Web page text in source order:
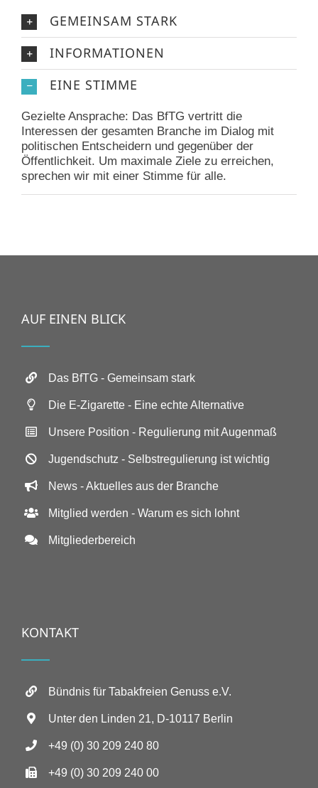
GEMEINSAM STARK
INFORMATIONEN
EINE STIMME
Gezielte Ansprache: Das BfTG vertritt die
Interessen der gesamten Branche im Dialog mit
politischen Entscheidern und gegenüber der
Öffentlichkeit. Um maximale Ziele zu erreichen,
sprechen wir mit einer Stimme für alle.
AUF EINEN BLICK
Das BfTG - Gemeinsam stark
Die E-Zigarette - Eine echte Alternative
Unsere Position - Regulierung mit Augenmaß
Jugendschutz - Selbstregulierung ist wichtig
News - Aktuelles aus der Branche
Mitglied werden - Warum es sich lohnt
Mitgliederbereich
KONTAKT
Bündnis für Tabakfreien Genuss e.V.
Unter den Linden 21, D-10117 Berlin
+49 (0) 30 209 240 80
+49 (0) 30 209 240 00